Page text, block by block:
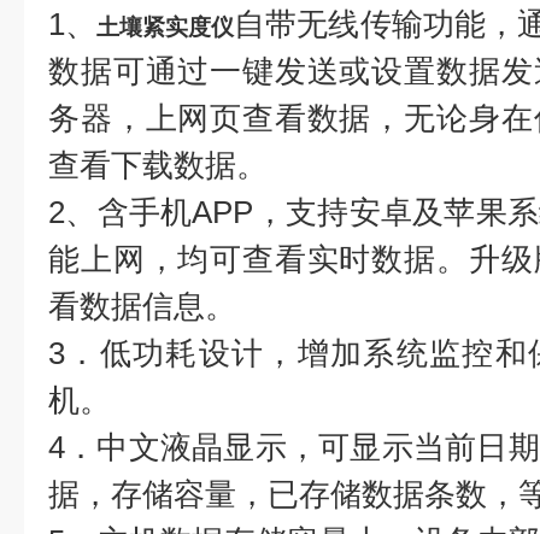
1、土壤紧实度仪自带无线传输功能，
数据可通过一键发送或设置数据
务器，上网页查看数据，无论身
查看下载数据。
2、含手机APP，支持安卓及苹果
能上网，均可查看实时数据。升
看数据信息。
3．低功耗设计，增加系统监控
机。
4．中文液晶显示，可显示当前日
据，存储容量，已存储数据条数，